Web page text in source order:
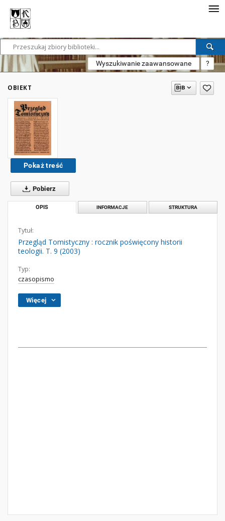
Wyszukiwanie zaawansowane ?
OBIEKT
Pokaż treść
Pobierz
OPIS INFORMACJE STRUKTURA
Tytuł:
Przegląd Tomistyczny : rocznik poświęcony historii
teologii. T. 9 (2003)
Typ:
czasopismo
Więcej